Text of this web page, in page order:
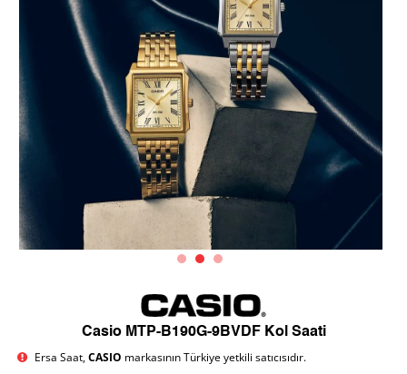
Casio MTP-B190G-9BVDF Kol Saati
Ersa Saat,CASIO markasının Türkiye yetkili satıcısıdır.